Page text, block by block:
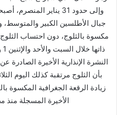
وإلى حدود 31 يناير
جبال الأطلسين الكبير
مكسوة بالثلوج، دون احتساب
النشرة الإنذارية الأخيرة الصادرة
بأن الثلوج مرتقبة كذلك اليوم
زيادة الرقعة الجغرافية المكسوة
الأخيرة المسجلة منذ